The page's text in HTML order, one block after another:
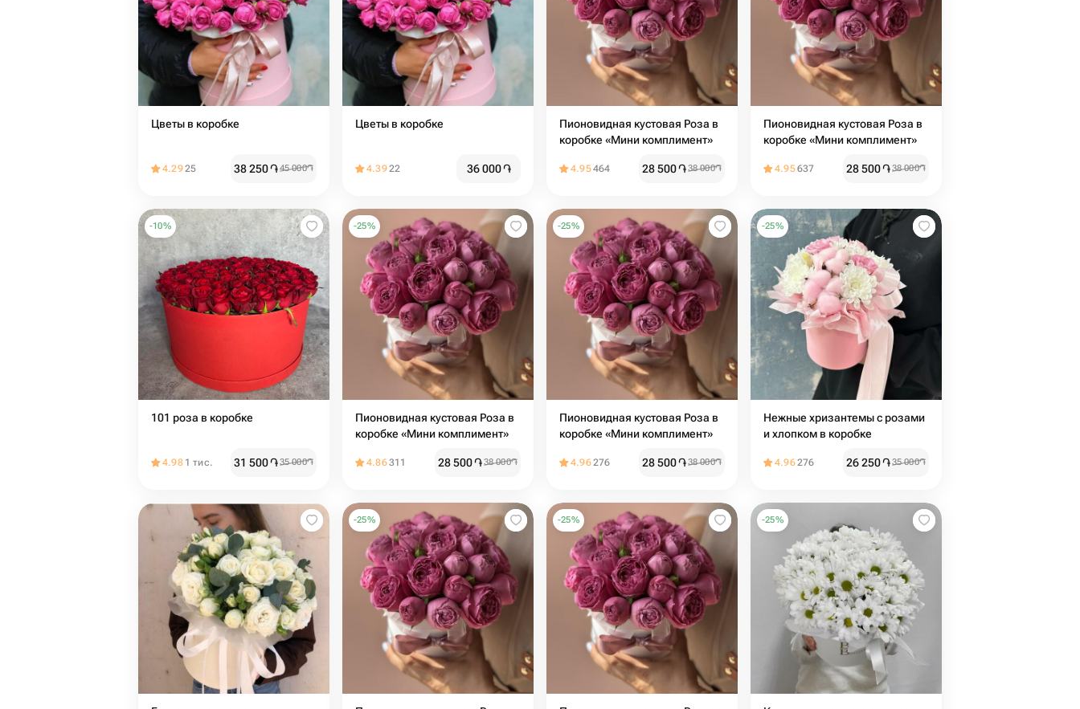
Цветы в коробке
4.2925 38 250֏45 000֏
Цветы в коробке
4.3922 36 000֏
Пионовидная кустовая Роза в
коробке «Мини комплимент»
4.95464 28 500֏38 000֏
Пионовидная кустовая Роза в
коробке «Мини комплимент»
4.95637 28 500֏38 000֏
-10%
101 роза в коробке
4.98 1 тис. 31 500֏35 000֏
-25%
Пионовидная кустовая Роза в
коробке «Мини комплимент»
4.86311 28 500֏38 000֏
-25%
Пионовидная кустовая Роза в
коробке «Мини комплимент»
4.96276 28 500֏38 000֏
-25%
Нежные хризантемы с розами
и хлопком в коробке
4.96276 26 250֏35 000֏
-25% -25% -25%